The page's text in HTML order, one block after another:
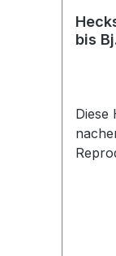
bis
Diese